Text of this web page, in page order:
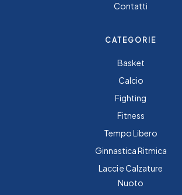
Contatti
CATEGORIE
Basket
Calcio
Fighting
Fitness
Tempo Libero
Ginnastica Ritmica
Lacci e Calzature
Nuoto